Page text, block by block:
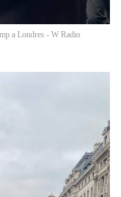
a Londres - W Radio